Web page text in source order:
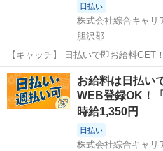
日払い
株式会社綜合キャリ
胆沢郡
【キャッチ】 日払いで即お給料GET
キルUP!経験者歓迎♪】モノ足りない方に
ント】 製造のお仕事をお探しの方必見！ 「経験ないけど大
な・・・」 「派遣って...
岩手 胆沢郡 一般事務
お給料は日払い
WEB登録OK！
時給1,350円
日払い
株式会社綜合キャリ